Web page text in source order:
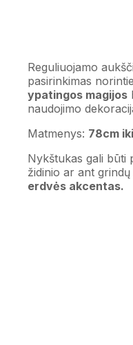
Reguliuojamo
pasirinkimas
ypatingos magijos
naudojimo
Matmenys: 78cm
Nykštukas gali būti
židinio ar ant grindų
erdvės akcentas.